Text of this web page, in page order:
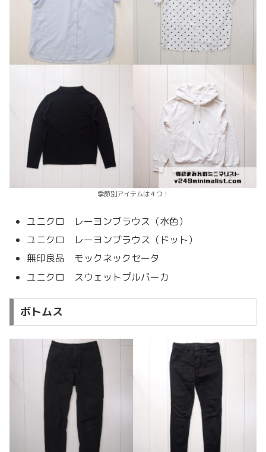
季節別アイテムは４つ！
ユニクロ レーヨンブラウス（水色）
ユニクロ レーヨンブラウス（ドット）
無印良品 モックネックセータ
ユニクロ スウェットプルパーカ
ボトムス